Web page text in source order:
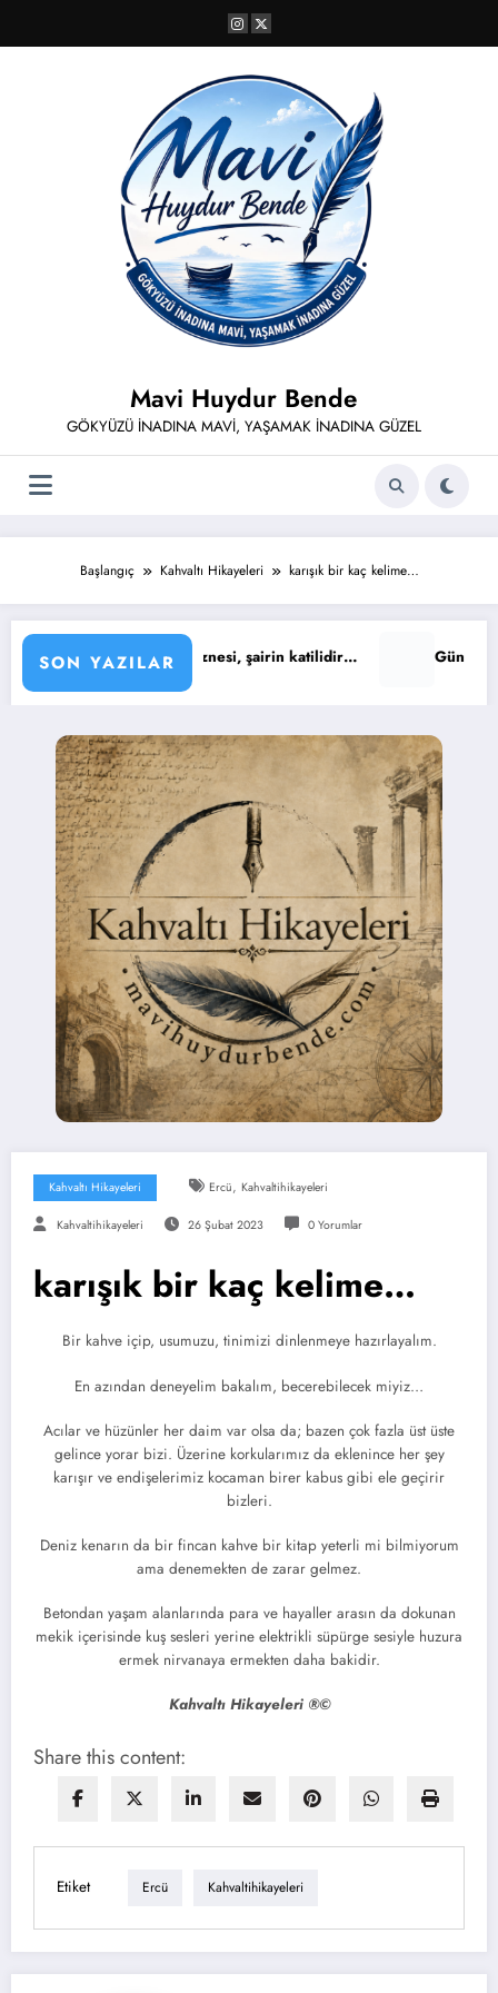
Mavi Huydur Bende
GÖKYÜZÜ İNADINA MAVİ, YAŞAMAK İNADINA GÜZEL
Başlangıç Kahvaltı Hikayeleri karışık bir kaç kelime…
SON YAZILAR
: Şiirin öznesi, şairin katilidir… Günün Sözü : Yaşıyoruz
Kahvaltı Hikayeleri Ercü, Kahvaltihikayeleri
Kahvaltihikayeleri 26 Şubat 2023 0 Yorumlar
karışık bir kaç kelime…
Bir kahve içip, usumuzu, tinimizi dinlenmeye hazırlayalım.
En azından deneyelim bakalım, becerebilecek miyiz…
Acılar ve hüzünler her daim var olsa da; bazen çok fazla üst üste
gelince yorar bizi. Üzerine korkularımız da eklenince her şey
karışır ve endişelerimiz kocaman birer kabus gibi ele geçirir
bizleri.
Deniz kenarın da bir fincan kahve bir kitap yeterli mi bilmiyorum
ama denemekten de zarar gelmez.
Betondan yaşam alanlarında para ve hayaller arasın da dokunan
mekik içerisinde kuş sesleri yerine elektrikli süpürge sesiyle huzura
ermek nirvanaya ermekten daha bakidir.
Kahvaltı Hikayeleri ®©
Share this content:
Etiket Ercü Kahvaltihikayeleri